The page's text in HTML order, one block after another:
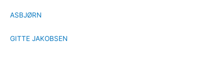
ASBJØRN
GITTE JAKOBSEN